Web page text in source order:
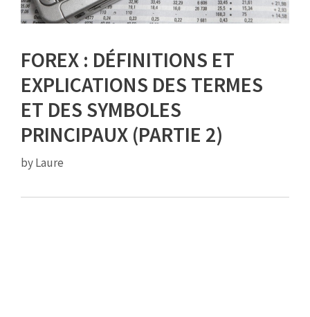
FOREX : DÉFINITIONS ET
EXPLICATIONS DES TERMES
ET DES SYMBOLES
PRINCIPAUX (PARTIE 2)
byLaure